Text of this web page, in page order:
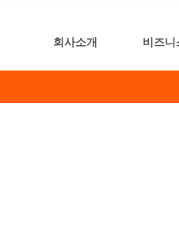
회사소개 비즈니